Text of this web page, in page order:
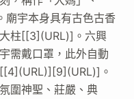
廟宇本身具有古色古香
柱[[3](URL)]。六興
需戴口罩，此外自動
。
圍神聖、莊嚴、典